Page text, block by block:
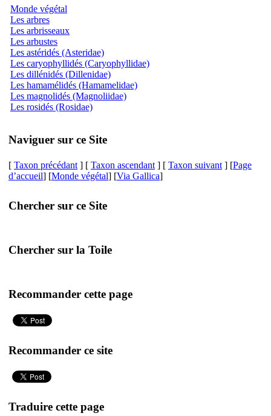
Monde végétal
Les arbres
Les arbrisseaux
Les arbustes
Les astéridés (Asteridae)
Les caryophyllidés (Caryophyllidae)
Les dillénidés (Dillenidae)
Les hamamélidés (Hamamelidae)
Les magnolidés (Magnoliidae)
Les rosidés (Rosidae)
Naviguer sur ce Site
[ Taxon précédant ] [ Taxon ascendant ] [ Taxon suivant ] [Page
d’accueil] [Monde végétal] [Via Gallica]
Chercher sur ce Site
Chercher sur la Toile
Recommander cette page
Recommander ce site
Traduire cette page